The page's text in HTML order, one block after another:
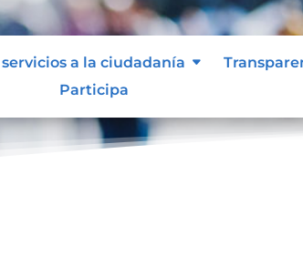
a la ciudadanía
Participa